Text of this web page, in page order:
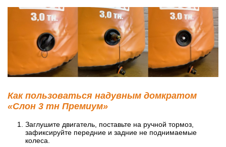
Как пользоваться надувным домкратом
«Слон 3 тн Премиум»
Заглушите двигатель, поставьте на ручной тормоз,
зафиксируйте передние и задние не поднимаемые
колеса.